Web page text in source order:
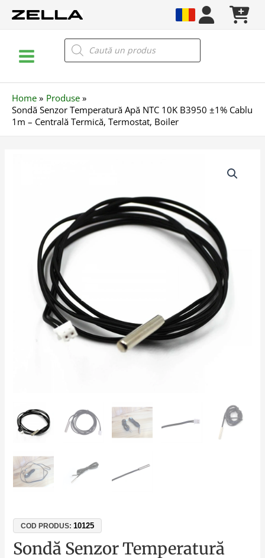
Menu
Products
search
Home
Produse
Sondă Senzor Temperatură Apă NTC 10K B3950 ±1% Cablu
1m – Centrală Termică, Termostat, Boiler
COD PRODUS:10125
Sondă Senzor Temperatură
B3950
Centrală